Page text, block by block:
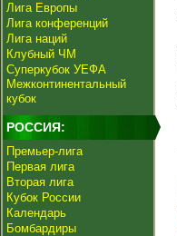
Лига Европы
Лига конференций
Лига наций
Клубный ЧМ
Суперкубок УЕФА
Межконтинентальный
кубок
РОССИЯ:
Премьер-лига
Первая лига
Вторая лига
Кубок России
Календарь
Бомбардиры